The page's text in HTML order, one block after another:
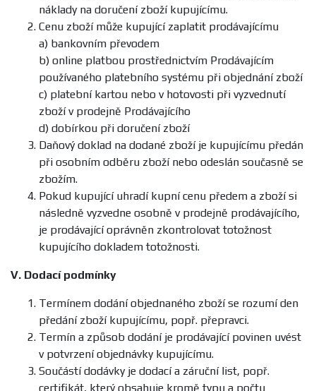
náklady na doručení zboží kupujícímu.
Cenu zboží může kupující zaplatit prodávajícímu
a) bankovním převodem
b) online platbou prostřednictvím Prodávajícím
používaného platebního systému při objednání zboží
c) platební kartou nebo v hotovosti při vyzvednutí
zboží v prodejně Prodávajícího
d) dobírkou při doručení zboží
Daňový doklad na dodané zboží je kupujícímu předán
při osobním odběru zboží nebo odeslán současně se
zbožím.
Pokud kupující uhradí kupní cenu předem a zboží si
následně vyzvedne osobně v prodejně prodávajícího,
je prodávající oprávněn zkontrolovat totožnost
kupujícího dokladem totožnosti.
V. Dodací podmínky
Termínem dodání objednaného zboží se rozumí den
předání zboží kupujícímu, popř. přepravci.
Termín a způsob dodání je prodávající povinen uvést
v potvrzení objednávky kupujícímu.
Součástí dodávky je dodací a záruční list, popř.
certifikát, který obsahuje kromě typu a počtu